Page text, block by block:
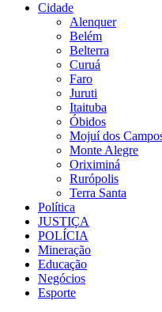
Cidade
Alenquer
Belém
Belterra
Curuá
Faro
Juruti
Itaituba
Óbidos
Mojuí dos
Monte Alegre
Oriximiná
Rurópolis
Terra Santa
Política
JUSTIÇA
POLÍCIA
Mineração
Educação
Negócios
Esporte